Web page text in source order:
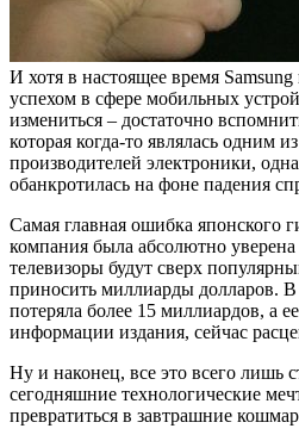
И хотя в настоящее время
успехом в сфере мобильных
измениться – достаточно
которая когда-то являлась одним
производителей электроники,
обанкротилась на фоне падения
Самая главная ошибка японского
компания была абсолютно
телевизоры будут сверх
приносить миллиарды долларов. В
потеряла более 15 миллиардов, а
информации издания, сейчас
Ну и наконец, все это всего лишь
сегодняшние технологические
превратиться в завтрашние